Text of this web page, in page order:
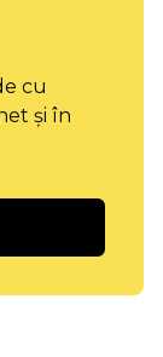
cu
și în